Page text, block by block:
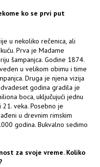
ko se prvi put
u nekoliko rečenica, ali
Prva je Madame
šampanjca. Godine 1874.
u velikom obimu i time
Druga je njena vizija
godina gradila je
boca, uključujući jednu
veka. Posebno je
u drevnim rimskim
godina. Bukvalno sedimo
za svoje vreme. Koliko